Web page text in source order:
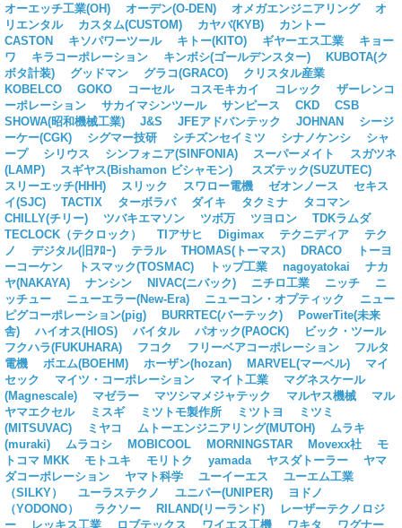
オーエッチ工業(OH)
オーデン(O-DEN) オメガエンジニアリング
オ
リエンタル
カスタム(CUSTOM) カヤバ(KYB)
カントー
CASTON
キソパワーツール キトー(KITO) ギヤーエス工業
キョー
ワ
キラコーポレーション キンボシ(ゴールデンスター)
KUBOTA(ク
ボタ計装)
グッドマン グラコ(GRACO)
クリスタル産業
KOBELCO
GOKO コーセル コスモキカイ コレック
ザーレンコ
ーポレーション
サカイマシンツール サンピース CKD
CSB
SHOWA(昭和機械工業)
J&S JFEアドバンテック JOHNAN
シージ
ーケー(CGK)
シグマー技研 シチズンセイミツ シナノケンシ
シャ
ープ
シリウス シンフォニア(SINFONIA) スーパーメイト
スガツネ
(LAMP)
スギヤス(Bishamon ビシャモン)
スズテック(SUZUTEC)
スリーエッチ(HHH)
スリック スワロー電機 ゼオンノース
セキス
イ(SJC)
TACTIX ターボラバ ダイキ タクミナ
タコマン
CHILLY(チリー)
ツバキエマソン ツボ万 ツヨロン
TDKラムダ
TECLOCK（テクロック）
TIアサヒ Digimax テクニディア
テク
ノ
デジタル(旧ｱﾛｰ) テラル THOMAS(トーマス) DRACO
トーヨ
ーコーケン
トスマック(TOSMAC) トップ工業 nagoyatokai
ナカ
ヤ(NAKAYA)
ナンシン NIVAC(ニバック) ニチロ工業 ニッチ
ニ
ッチュー
ニューエラー(New-Era) ニューコン・オプティック
ニュー
ピグコーポレーション(pig)
BURRTEC(バーテック)
PowerTite(未来
舎)
ハイオス(HIOS) バイタル パオック(PAOCK)
ビック・ツール
フクハラ(FUKUHARA)
フコク フリーベアコーポレーション
フルタ
電機
ボエム(BOEHM) ホーザン(hozan) MARVEL(マーベル)
マイ
セック
マイツ・コーポレーション マイト工業
マグネスケール
(Magnescale)
マゼラー マツシマメジャテック マルヤス機械
マル
ヤマエクセル
ミスギ ミツトモ製作所 ミツトヨ
ミツミ
(MITSUVAC)
ミヤコ ムトーエンジニアリング(MUTOH)
ムラキ
(muraki)
ムラコシ MOBICOOL MORNINGSTAR Movexx社
モ
トコマ MKK
モトユキ モリトク yamada ヤスダトーラー
ヤマ
ダコーポレーション
ヤマト科学 ユーイーエス
ユーエム工業
（SILKY）
ユーラステクノ ユニパー(UNIPER)
ヨドノ
（YODONO）
ラクソー RILAND(リーランド)
レーザーテクノロジ
ー
レッキス工業 ロブテックス ワイエス工機 ワキタ ワグナー